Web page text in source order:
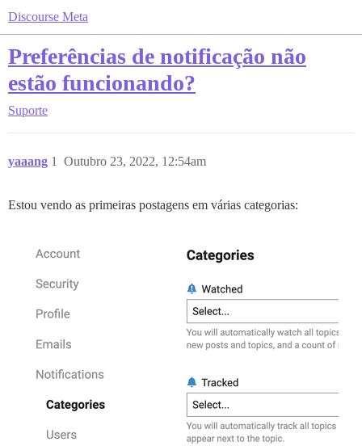
Discourse Meta
Preferências de notificação não
estão funcionando?
Suporte
yaaang Outubro 23, 2022, 12:54am
1
Estou vendo as primeiras postagens em várias categorias: